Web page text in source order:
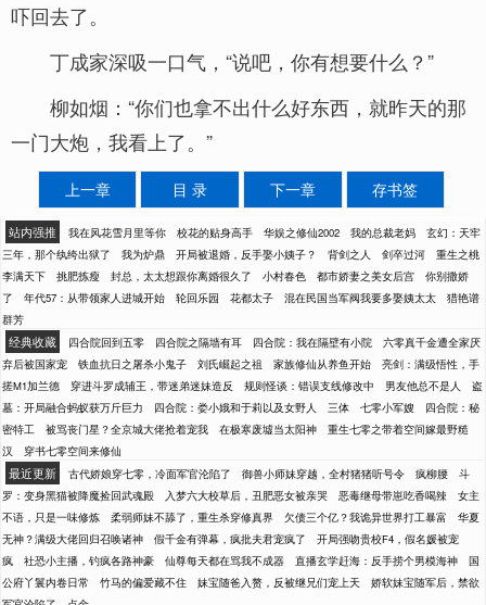
吓回去了。
丁成家深吸一口气，“说吧，你有想要什么？”
柳如烟：“你们也拿不出什么好东西，就昨天的那
一门大炮，我看上了。”
上一章 目 录 下一章 存书签
站内强推 我在风花雪月里等你 校花的贴身高手 华娱之修仙2002 我的总裁老妈
玄幻：天牢
三年，那个纨绔出狱了
我为炉鼎 开局被退婚，反手娶小姨子？ 背剑之人 剑卒过河
重生之桃
李满天下
挑肥拣瘦 封总，太太想跟你离婚很久了 小村春色 都市娇妻之美女后宫
你别撒娇
了
年代57：从带领家人进城开始 轮回乐园 花都太子 混在民国当军阀我要多娶姨太太
猎艳谱
群芳
经典收藏 四合院回到五零 四合院之隔墙有耳 四合院：我在隔壁有小院
六零真千金遭全家厌
弃后被国家宠
铁血抗日之屠杀小鬼子 刘氏崛起之祖 家族修仙从养鱼开始
亮剑：满级悟性，手
搓M1加兰德
穿进斗罗成辅王，带迷弟迷妹造反 规则怪谈：错误支线修改中 男友他总不是人
盗
墓：开局融合蚂蚁获万斤巨力
四合院：娄小娥和于莉以及女野人 三体 七零小军嫂
四合院：秘
密特工
被骂丧门星？全京城大佬抢着宠我 在极寒废墟当太阳神
重生七零之带着空间嫁最野糙
汉
穿书七零空间来修仙
最近更新 古代娇娘穿七零，冷面军官沦陷了 御兽小师妹穿越，全村猪猪听号令 疯柳腰
斗
罗：变身黑猫被降魔捡回武魂殿
入梦六大校草后，丑肥恶女被亲哭 恶毒继母带崽吃香喝辣
女主
不语，只是一味修炼
柔弱师妹不舔了，重生杀穿修真界 欠债三个亿？我诡异世界打工暴富
华夏
无神？满级大佬回归召唤诸神
假千金有弹幕，疯批夫君宠疯了
开局强吻贵校F4，假名媛被宠
疯
社恐小主播，钓疯各路神豪 仙尊每天都在骂我不成器 直播玄学赶海：反手捞个男模海神
国
公府丫鬟内卷日常
竹马的偏爱藏不住 妹宝随爸入赘，反被继兄们宠上天
娇软妹宝随军后，禁欲